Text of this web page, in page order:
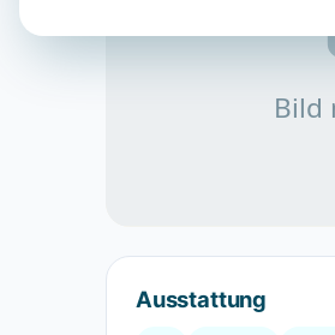
Ausstattung